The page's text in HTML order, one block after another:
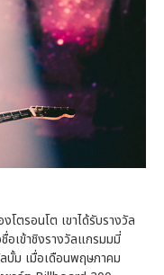
ตรอนโต เขาได้รับรางวัล
อเข้าชิงรางวัลแกรมมมี่
บั้ม เมื่อเดือนพฤษภาคม